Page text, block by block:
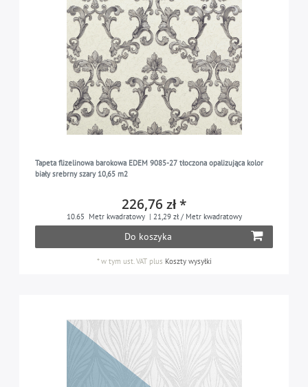
Tapeta flizelinowa barokowa EDEM 9085-27 tłoczona opalizująca kolor
biały srebrny szary 10,65 m2
226,76 zł *
10.65 Metr kwadratowy | 21,29 zł / Metr kwadratowy
Do koszyka
*w tym ust. VATplus Koszty wysyłki